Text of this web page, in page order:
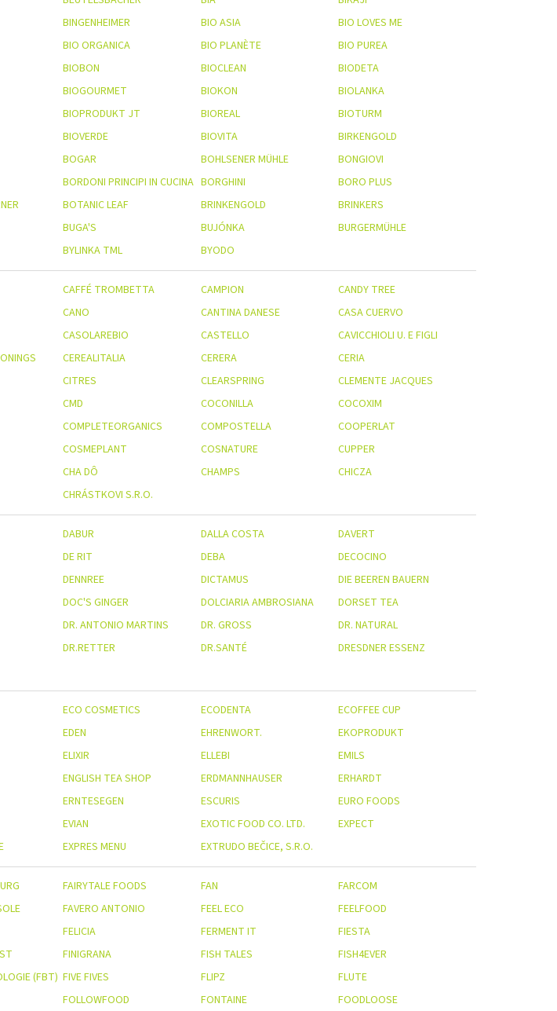
BINGENHEIMER BIO ASIA
BIO LOVES ME
BIO ORGANICA BIO PLANÈTE
BIO PUREA
BIOBON BIOCLEAN
BIODETA
BIOGOURMET BIOKON
BIOLANKA
BIOPRODUKT JT BIOREAL
BIOTURM
BIOVERDE BIOVITA
BIRKENGOLD
BOGAR BOHLSENER MÜHLE
BONGIOVI
BORDONI PRINCIPI IN CUCINA BORGHINI
BORO PLUS
BOTANIC LEAF BRINKENGOLD
BRINKERS
BUGA'S BUJÓNKA
BURGERMÜHLE
BYLINKA TML BYODO
CAFFÉ TROMBETTA CAMPION
CANDY TREE
CANO CANTINA DANESE
CASA CUERVO
CASOLAREBIO CASTELLO
CAVICCHIOLI U. E FIGLI
CEREALITALIA CERERA
CERIA
CITRES CLEARSPRING
CLEMENTE JACQUES
CMD COCONILLA
COCOXIM
COMPLETEORGANICS COMPOSTELLA
COOPERLAT
COSMEPLANT COSNATURE
CUPPER
CHA DÔ CHAMPS
CHICZA
CHRÁSTKOVI S.R.O.
DABUR DALLA COSTA
DAVERT
DE RIT DEBA
DECOCINO
DENNREE DICTAMUS
DIE BEEREN BAUERN
DOC'S GINGER DOLCIARIA AMBROSIANA
DORSET TEA
DR. ANTONIO MARTINS DR. GROSS
DR. NATURAL
DR.RETTER DR.SANTÉ
DRESDNER ESSENZ
ECO COSMETICS ECODENTA
ECOFFEE CUP
EDEN EHRENWORT.
EKOPRODUKT
ELIXIR ELLEBI
EMILS
ENGLISH TEA SHOP ERDMANNHAUSER
ERHARDT
ERNTESEGEN ESCURIS
EURO FOODS
EVIAN EXOTIC FOOD CO. LTD.
EXPECT
EXPRES MENU EXTRUDO BEČICE, S.R.O.
FAIRYTALE FOODS FAN
FARCOM
FAVERO ANTONIO FEEL ECO
FEELFOOD
FELICIA FERMENT IT
FIESTA
FINIGRANA FISH TALES
FISH4EVER
(FBT) FIVE FIVES FLIPZ
FLUTE
FOLLOWFOOD FONTAINE
FOODLOOSE